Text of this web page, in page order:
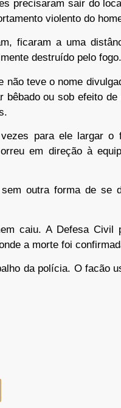
precisaram sair do
violento do
ficaram a uma
destruído pelo fogo.
não teve o nome
bêbado ou sob efeito
para ele largar o
em direção à
outra forma de se
caiu. A Defesa Civil
a morte foi
da polícia. O facão